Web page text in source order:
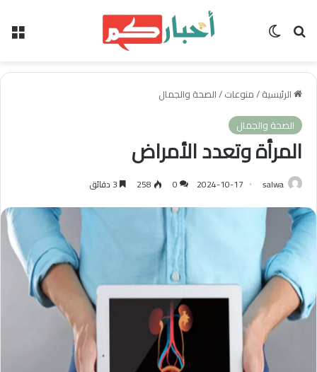
بحث عن الوضع المظلم
الرئيسية/منوعات/الصحة والجمال
الصحة والجمال
المرأة وتعدد الأمراض
salwa
2024-10-17
0
258